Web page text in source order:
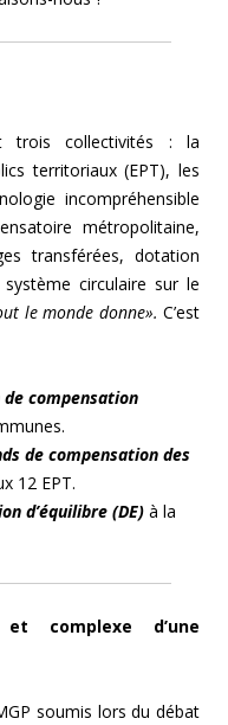
trois collectivités : la
territoriaux (EPT), les
incompréhensible
métropolitaine,
transférées, dotation
circulaire sur le
le monde donne». C’est
compensation
de compensation des
12 EPT.
d’équilibre (DE) à la
complexe d’une
soumis lors du débat